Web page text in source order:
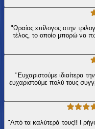
"Ωραίος επίλογος στην
τέλος, το οποίο μπορώ να
"Ευχαριστούμε ιδιαίτερα την
ευχαριστούμε πολύ τους συγγραφείς της
"Από τα καλύτερά τους!!